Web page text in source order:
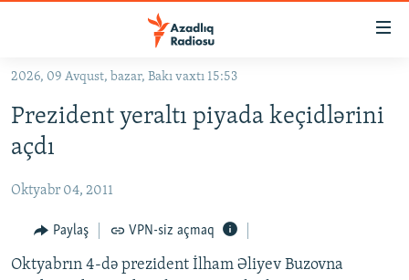
Əsas
qayıt
Əsas
naviqasiyaya
qayıt
KORRUPSIOMETR
#ƏSLINDƏ
FƏRQƏ BAX
QANUNI DOĞRU
2026, 09 Avqust, bazar, Bakı vaxtı 15:53
Prezident yeraltı piyada keçidlərini
açdı
Oktyabr 04, 2011
Paylaş VPN-siz açmaq
Oktyabrın 4-də prezident İlham Əliyev Buzovna